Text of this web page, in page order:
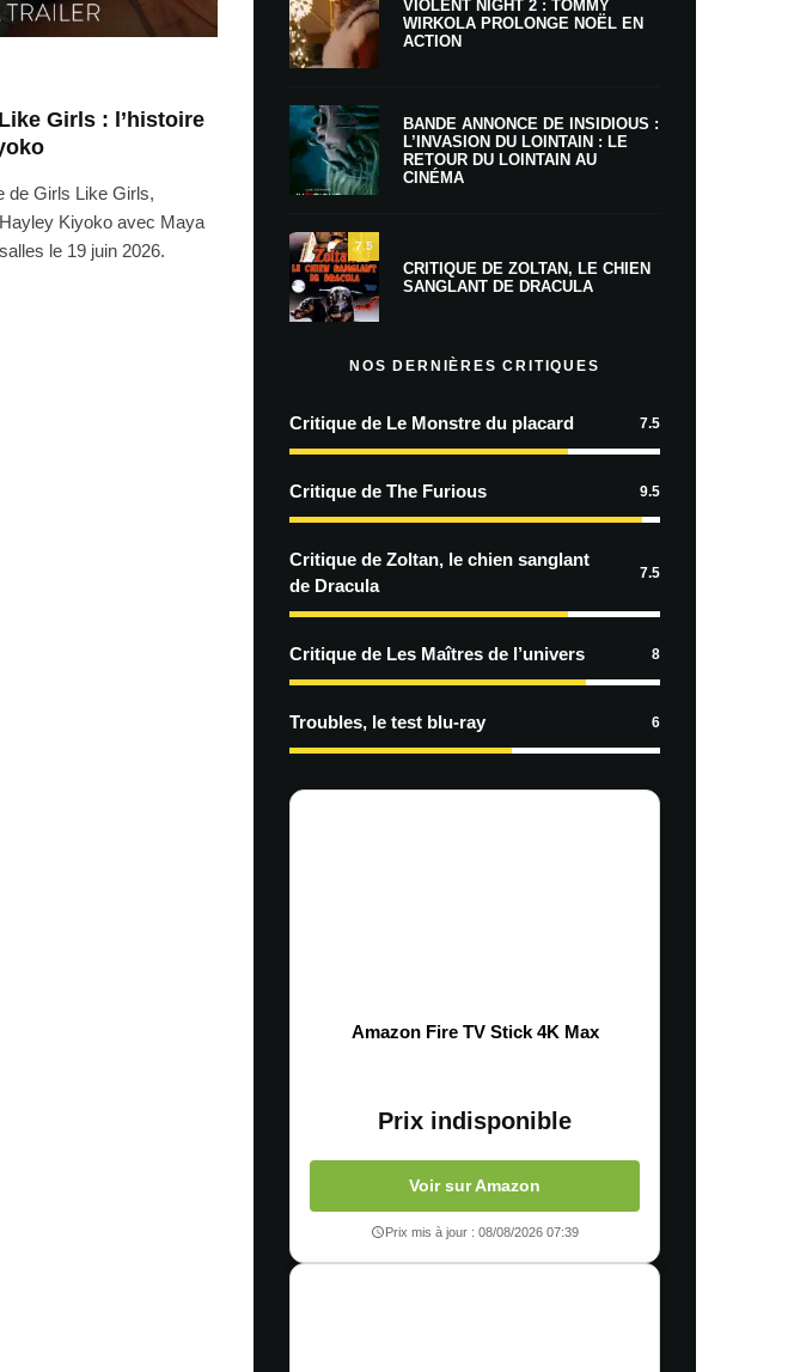
Girls : l’histoire
de Girls Like Girls,
Kiyoko avec Maya
le 19 juin 2026.
VIOLENT NIGHT 2 : TOMMY
WIRKOLA PROLONGE NOËL EN
ACTION
BANDE ANNONCE DE INSIDIOUS :
L’INVASION DU LOINTAIN : LE
RETOUR DU LOINTAIN AU
CINÉMA
7.5
CRITIQUE DE ZOLTAN, LE CHIEN
SANGLANT DE DRACULA
NOS DERNIÈRES CRITIQUES
Critique de Le Monstre du placard 7.5
Critique de The Furious 9.5
Critique de Zoltan, le chien sanglant
de Dracula
7.5
Critique de Les Maîtres de l’univers 8
Troubles, le test blu-ray 6
Amazon Fire TV Stick 4K Max
Prix indisponible
Voir sur Amazon
Prix mis à jour : 08/08/2026 07:39